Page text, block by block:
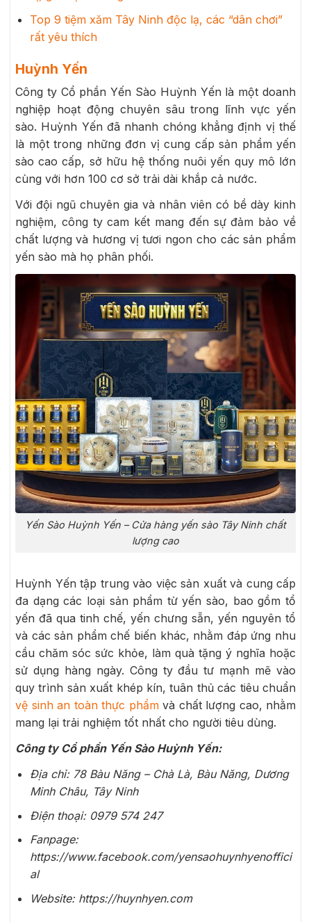
Top 9 tiệm xăm Tây Ninh độc lạ, các “dân chơi”
rất yêu thích
Huỳnh Yến
Công ty Cổ phần Yến Sào Huỳnh Yến là một doanh
nghiệp hoạt động chuyên sâu trong lĩnh vực yến
sào. Huỳnh Yến đã nhanh chóng khẳng định vị thế
là một trong những đơn vị cung cấp sản phẩm yến
sào cao cấp, sở hữu hệ thống nuôi yến quy mô lớn
cùng với hơn 100 cơ sở trải dài khắp cả nước.
Với đội ngũ chuyên gia và nhân viên có bề dày kinh
nghiệm, công ty cam kết mang đến sự đảm bảo về
chất lượng và hương vị tươi ngon cho các sản phẩm
yến sào mà họ phân phối.
Yến Sào Huỳnh Yến – Cửa hàng yến sào Tây Ninh chất
lượng cao
Huỳnh Yến tập trung vào việc sản xuất và cung cấp
đa dạng các loại sản phẩm từ yến sào, bao gồm tổ
yến đã qua tinh chế, yến chưng sẵn, yến nguyên tổ
và các sản phẩm chế biến khác, nhằm đáp ứng nhu
cầu chăm sóc sức khỏe, làm quà tặng ý nghĩa hoặc
sử dụng hàng ngày. Công ty đầu tư mạnh mẽ vào
quy trình sản xuất khép kín, tuân thủ các tiêu chuẩn
vệ sinh an toàn thực phẩmvà chất lượng cao, nhằm
mang lại trải nghiệm tốt nhất cho người tiêu dùng.
Công ty Cổ phần Yến Sào Huỳnh Yến:
Địa chỉ: 78 Bàu Năng – Chà Là, Bàu Năng, Dương
Minh Châu, Tây Ninh
Điện thoại: 0979 574 247
Fanpage:
https://www.facebook.com/yensaohuynhyenoffici
al
Website: https://huynhyen.com